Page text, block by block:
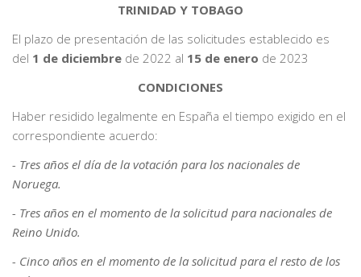
TRINIDAD Y TOBAGO
El plazo de presentación de las solicitudes establecido es
del 1 de diciembre de 2022 al 15 de enero de 2023
CONDICIONES
Haber residido legalmente en España el tiempo exigido en el
correspondiente acuerdo:
- Tres años el día de la votación para los nacionales de
Noruega.
- Tres años en el momento de la solicitud para nacionales de
Reino Unido.
- Cinco años en el momento de la solicitud para el resto de los